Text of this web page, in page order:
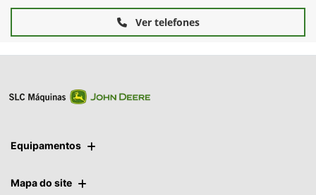
Ver telefones
Equipamentos
Mapa do site